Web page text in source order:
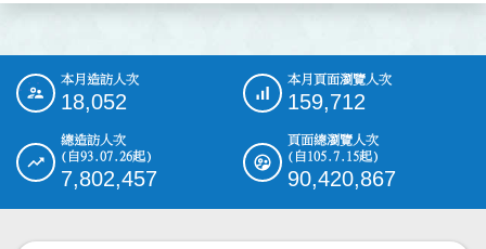
::: 本月造訪人次
18,052
本月頁面瀏覽人次
159,712
總造訪人次
(自93.07.26起)
7,802,457
頁面總瀏覽人次
(自105.7.15起)
90,420,867